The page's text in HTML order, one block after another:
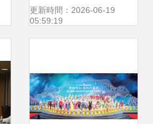
文化交流活動圓滿
更新時間：2026-06-19
05:59:19